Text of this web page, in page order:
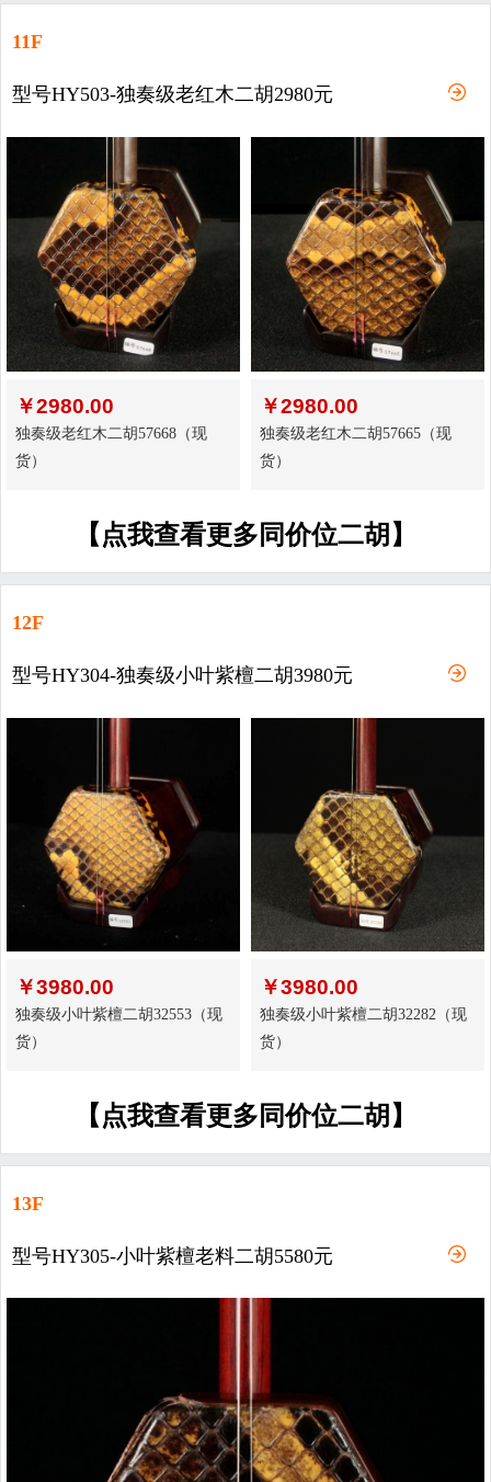
11F
型号HY503-独奏级老红木二胡2980元
￥2980.00
独奏级老红木二胡57668（现
货）
￥2980.00
独奏级老红木二胡57665（现
货）
【点我查看更多同价位二胡】
12F
型号HY304-独奏级小叶紫檀二胡3980元
￥3980.00
独奏级小叶紫檀二胡32553（现
货）
￥3980.00
独奏级小叶紫檀二胡32282（现
货）
【点我查看更多同价位二胡】
13F
型号HY305-小叶紫檀老料二胡5580元